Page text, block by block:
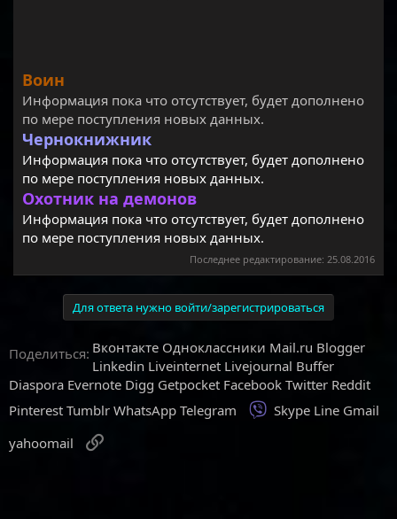
Воин
Информация пока что отсутствует, будет дополнено
по мере поступления новых данных.
Чернокнижник
Информация пока что отсутствует, будет дополнено
по мере поступления новых данных.
Охотник на демонов
Информация пока что отсутствует, будет дополнено
по мере поступления новых данных.
Последнее редактирование: 25.08.2016
Для ответа нужно войти/зарегистрироваться
Поделиться: Вконтакте Одноклассники Mail.ru Blogger
Linkedin Liveinternet Livejournal Buffer
Diaspora Evernote Digg Getpocket Facebook Twitter Reddit
Pinterest Tumblr WhatsApp Telegram Viber
Skype Line Gmail
yahoomail